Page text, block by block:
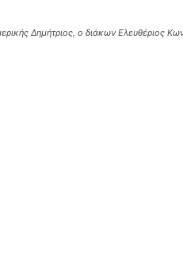
Δημήτριος, ο διάκων Ελευθέριος